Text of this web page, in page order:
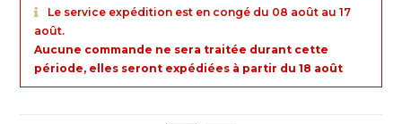
Le service expédition est en congé du 08 août au 17
août.
Aucune commande ne sera traitée durant cette
période, elles seront expédiées à partir du 18 août